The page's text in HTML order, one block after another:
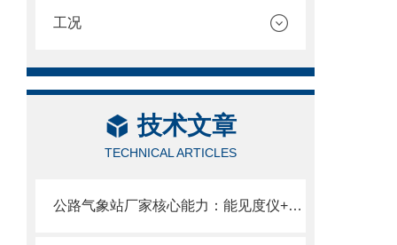
工况
技术文章
TECHNICAL ARTICLES
公路气象站厂家核心能力：能见度仪+六要素+路面传感器全栈自研